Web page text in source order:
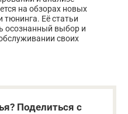
на обзорах новых
тюнинга. Её статьи
осознанный выбор и
своих
Поделиться с